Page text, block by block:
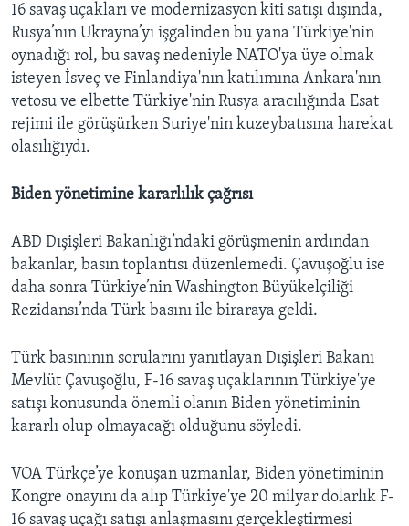
16 savaş uçakları ve modernizasyon kiti satışı dışında,
Rusya’nın Ukrayna’yı işgalinden bu yana Türkiye'nin
oynadığı rol, bu savaş nedeniyle NATO'ya üye olmak
isteyen İsveç ve Finlandiya'nın katılımına Ankara'nın
vetosu ve elbette Türkiye'nin Rusya aracılığında Esat
rejimi ile görüşürken Suriye'nin kuzeybatısına harekat
olasılığıydı.
Biden yönetimine kararlılık çağrısı
ABD Dışişleri Bakanlığı’ndaki görüşmenin ardından
bakanlar, basın toplantısı düzenlemedi. Çavuşoğlu ise
daha sonra Türkiye’nin Washington Büyükelçiliği
Rezidansı’nda Türk basını ile biraraya geldi.
Türk basınının sorularını yanıtlayan Dışişleri Bakanı
Mevlüt Çavuşoğlu, F-16 savaş uçaklarının Türkiye'ye
satışı konusunda önemli olanın Biden yönetiminin
kararlı olup olmayacağı olduğunu söyledi.
VOA Türkçe’ye konuşan uzmanlar, Biden yönetiminin
Kongre onayını da alıp Türkiye'ye 20 milyar dolarlık F-
16 savaş uçağı satışı anlaşmasını gerçekleştirmesi